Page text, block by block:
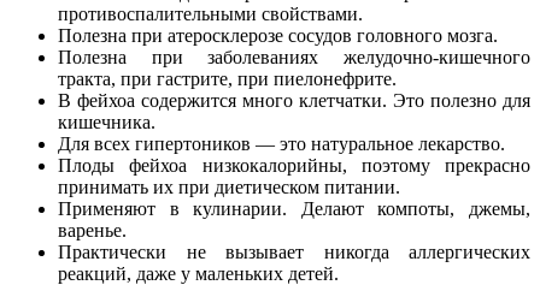
противоспалительными свойствами.
Полезна при атеросклерозе сосудов головного мозга.
Полезна при заболеваниях желудочно-кишечного
тракта, при гастрите, при пиелонефрите.
В фейхоа содержится много клетчатки. Это полезно для
кишечника.
Для всех гипертоников — это натуральное лекарство.
Плоды фейхоа низкокалорийны, поэтому прекрасно
принимать их при диетическом питании.
Применяют в кулинарии. Делают компоты, джемы,
варенье.
Практически не вызывает никогда аллергических
реакций, даже у маленьких детей.